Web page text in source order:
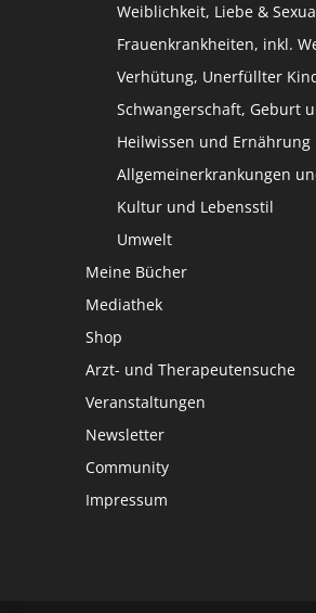
Weiblichkeit, Liebe &
Frauenkrankheiten, inkl.
Verhütung, Unerfüllter
Schwangerschaft, Geburt
Heilwissen und Ernährung
Allgemeinerkrankungen
Kultur und Lebensstil
Umwelt
Meine Bücher
Mediathek
Shop
Arzt- und Therapeutensuche
Veranstaltungen
Newsletter
Community
Impressum